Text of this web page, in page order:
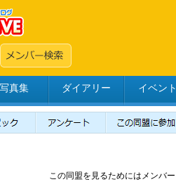
写真集 ダイアリー イベント
この同盟を見るためにはメンバー